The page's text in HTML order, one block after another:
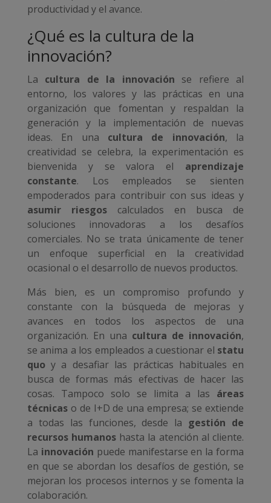
productividad y el avance.
¿Qué es la cultura de la
innovación?
La cultura de la innovación se refiere al
entorno, los valores y las prácticas en una
organización que fomentan y respaldan la
generación y la implementación de nuevas
ideas. En una cultura de innovación, la
creatividad se celebra, la experimentación es
bienvenida y se valora el aprendizaje
constante. Los empleados se sienten
empoderados para contribuir con sus ideas y
asumir riesgoscalculados en busca de
soluciones innovadoras a los desafíos
comerciales. No se trata únicamente de tener
un enfoque superficial en la creatividad
ocasional o el desarrollo de nuevos productos.
Más bien, es un compromiso profundo y
constante con la búsqueda de mejoras y
avances en todos los aspectos de una
organización. En una cultura de innovación,
se anima a los empleados a cuestionar el statu
quoy a desafiar las prácticas habituales en
busca de formas más efectivas de hacer las
cosas. Tampoco solo se limita a las áreas
técnicaso de I+D de una empresa; se extiende
a todas las funciones, desde la gestión de
recursos humanos hasta la atención al cliente.
La innovación puede manifestarse en la forma
en que se abordan los desafíos de gestión, se
mejoran los procesos internos y se fomenta la
colaboración.